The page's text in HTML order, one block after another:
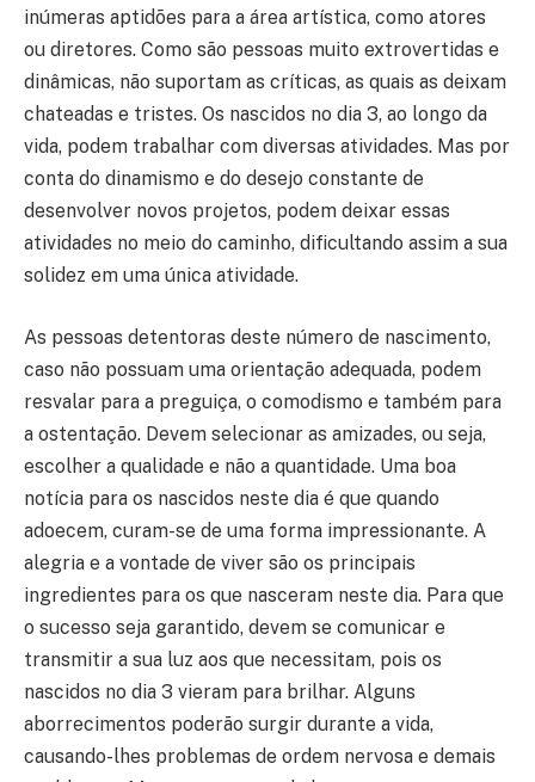
inúmeras aptidões para a área artística, como atores
ou diretores. Como são pessoas muito extrovertidas e
dinâmicas, não suportam as críticas, as quais as deixam
chateadas e tristes. Os nascidos no dia 3, ao longo da
vida, podem trabalhar com diversas atividades. Mas por
conta do dinamismo e do desejo constante de
desenvolver novos projetos, podem deixar essas
atividades no meio do caminho, dificultando assim a sua
solidez em uma única atividade.
As pessoas detentoras deste número de nascimento,
caso não possuam uma orientação adequada, podem
resvalar para a preguiça, o comodismo e também para
a ostentação. Devem selecionar as amizades, ou seja,
escolher a qualidade e não a quantidade. Uma boa
notícia para os nascidos neste dia é que quando
adoecem, curam-se de uma forma impressionante. A
alegria e a vontade de viver são os principais
ingredientes para os que nasceram neste dia. Para que
o sucesso seja garantido, devem se comunicar e
transmitir a sua luz aos que necessitam, pois os
nascidos no dia 3 vieram para brilhar. Alguns
aborrecimentos poderão surgir durante a vida,
causando-lhes problemas de ordem nervosa e demais